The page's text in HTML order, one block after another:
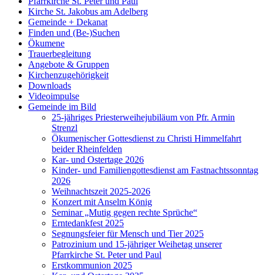
Kirche St. Jakobus am Adelberg
Gemeinde + Dekanat
Finden und (Be-)Suchen
Ökumene
Trauerbegleitung
Angebote & Gruppen
Kirchenzugehörigkeit
Downloads
Videoimpulse
Gemeinde im Bild
25-jähriges Priesterweihejubiläum von Pfr. Armin
Strenzl
Ökumenischer Gottesdienst zu Christi Himmelfahrt
beider Rheinfelden
Kar- und Ostertage 2026
Kinder- und Familiengottesdienst am Fastnachtssonntag
2026
Weihnachtszeit 2025-2026
Konzert mit Anselm König
Seminar „Mutig gegen rechte Sprüche“
Erntedankfest 2025
Segnungsfeier für Mensch und Tier 2025
Patrozinium und 15-jähriger Weihetag unserer
Pfarrkirche St. Peter und Paul
Erstkommunion 2025